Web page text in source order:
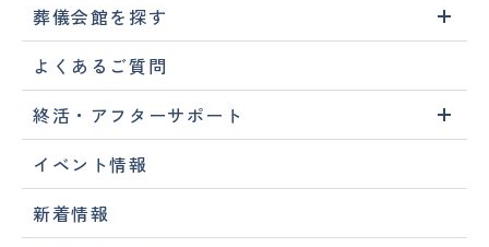
葬儀会館を探す
よくあるご質問
終活・アフターサポート
イベント情報
新着情報